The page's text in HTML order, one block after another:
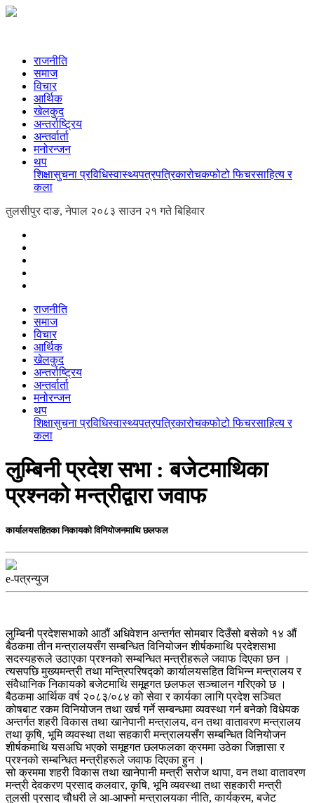
राजनीति
समाज
विचार
आर्थिक
खेलकुद
अन्तर्राष्ट्रिय
अन्तर्वार्ता
मनोरन्जन
थप
शिक्षासुचना प्रविधिस्वास्थ्यपत्रपत्रिकारोचकफोटो फिचरसाहित्य र
कला
तुलसीपुर दाङ, नेपाल २०८३ साउन २१ गते बिहिवार
राजनीति
समाज
विचार
आर्थिक
खेलकुद
अन्तर्राष्ट्रिय
अन्तर्वार्ता
मनोरन्जन
थप
शिक्षासुचना प्रविधिस्वास्थ्यपत्रपत्रिकारोचकफोटो फिचरसाहित्य र
कला
लुम्बिनी प्रदेश सभा : बजेटमाथिका
प्रश्नको मन्त्रीद्वारा जवाफ
कार्यालयसहितका निकायको विनियोजनमाथि छलफल
e-पत्रन्युज
लुम्बिनी प्रदेशसभाको आठौं अधिवेशन अन्तर्गत सोमबार दिउँसो बसेको १४ औं
बैठकमा तीन मन्त्रालयसँग सम्बन्धित विनियोजन शीर्षकमाथि प्रदेशसभा
सदस्यहरूले उठाएका प्रश्नको सम्बन्धित मन्त्रीहरूले जवाफ दिएका छन ।
त्यसपछि मुख्यमन्त्री तथा मन्त्रिपरिषद्को कार्यालयसहित विभिन्न मन्त्रालय र
संवैधानिक निकायको बजेटमाथि समूहगत छलफल सञ्चालन गरिएको छ ।
बैठकमा आर्थिक वर्ष २०८३/०८४ को सेवा र कार्यका लागि प्रदेश सञ्चित
कोषबाट रकम विनियोजन तथा खर्च गर्ने सम्बन्धमा व्यवस्था गर्न बनेको विधेयक
अन्तर्गत शहरी विकास तथा खानेपानी मन्त्रालय, वन तथा वातावरण मन्त्रालय
तथा कृषि, भूमि व्यवस्था तथा सहकारी मन्त्रालयसँग सम्बन्धित विनियोजन
शीर्षकमाथि यसअघि भएको समूहगत छलफलका क्रममा उठेका जिज्ञासा र
प्रश्नको सम्बन्धित मन्त्रीहरूले जवाफ दिएका हुन ।
सो क्रममा शहरी विकास तथा खानेपानी मन्त्री सरोज थापा, वन तथा वातावरण
मन्त्री देवकरण प्रसाद कलवार, कृषि, भूमि व्यवस्था तथा सहकारी मन्त्री
तुलसी प्रसाद चौधरी ले आ-आफ्नो मन्त्रालयका नीति, कार्यक्रम, बजेट